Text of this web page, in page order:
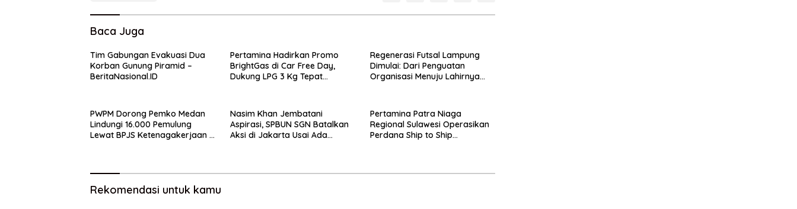
Baca Juga
Tim Gabungan Evakuasi Dua
Korban Gunung Piramid –
BeritaNasional.ID
Pertamina Hadirkan Promo
BrightGas di Car Free Day,
Dukung LPG 3 Kg Tepat
Regenerasi Futsal Lampung
Dimulai: Dari Penguatan
Organisasi Menuju Lahirnya
PWPM Dorong Pemko Medan
Lindungi 16.000 Pemulung
Lewat BPJS Ketenagakerjaan –
Nasim Khan Jembatani
Aspirasi, SPBUN SGN Batalkan
Aksi di Jakarta Usai Ada
Pertamina Patra Niaga
Regional Sulawesi Operasikan
Perdana Ship to Ship
Rekomendasi untuk kamu